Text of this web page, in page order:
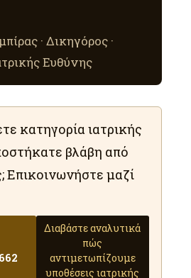
· Δικηγόρος ·
Ευθύνης
κατηγορία ιατρικής
βλάβη από
Επικοινωνήστε μαζί
Διαβάστε αναλυτικά
πώς
αντιμετωπίζουμε
υποθέσεις ιατρικής